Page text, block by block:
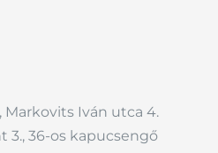
Markovits Iván utca 4.
3., 36-os kapucsengő